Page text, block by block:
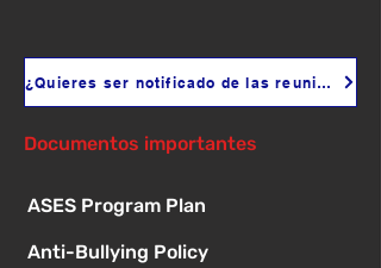
¿Quieres ser notificado de las reuniones?
Documentos importantes
ASES Program Plan
Anti-Bullying Policy